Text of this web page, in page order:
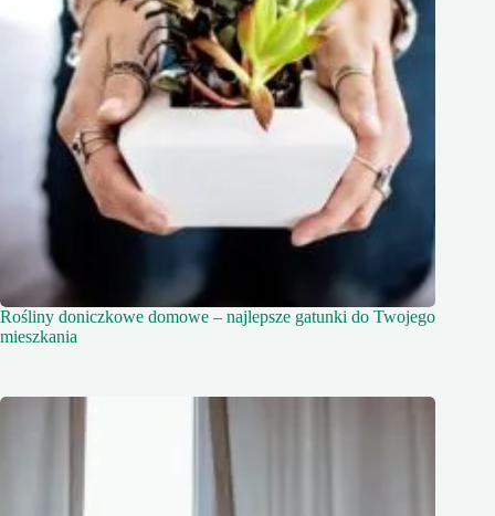
Rośliny doniczkowe domowe – najlepsze gatunki do Twojego
mieszkania